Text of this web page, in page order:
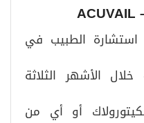
–
استشارة الطبيب في
الأشهر الثلاثة
أو أي من